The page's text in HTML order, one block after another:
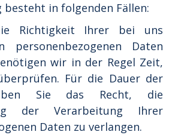
in folgenden Fällen:
Richtigkeit Ihrer bei uns
personenbezogenen Daten
wir in der Regel Zeit,
Für die Dauer der
Sie das Recht, die
der Verarbeitung Ihrer
Daten zu verlangen.